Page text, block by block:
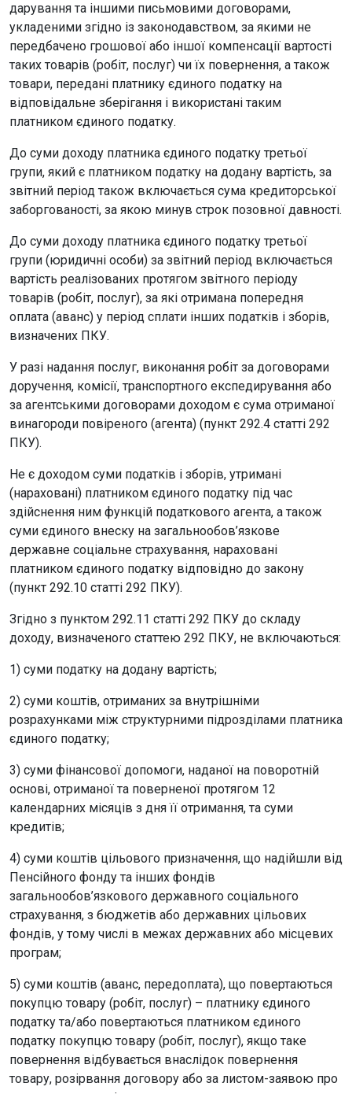
дарування та іншими письмовими договорами,
укладеними згідно із законодавством, за якими не
передбачено грошової або іншої компенсації вартості
таких товарів (робіт, послуг) чи їх повернення, а також
товари, передані платнику єдиного податку на
відповідальне зберігання і використані таким
платником єдиного податку.
До суми доходу платника єдиного податку третьої
групи, який є платником податку на додану вартість, за
звітний період також включається сума кредиторської
заборгованості, за якою минув строк позовної давності.
До суми доходу платника єдиного податку третьої
групи (юридичні особи) за звітний період включається
вартість реалізованих протягом звітного періоду
товарів (робіт, послуг), за які отримана попередня
оплата (аванс) у період сплати інших податків і зборів,
визначених ПКУ.
У разі надання послуг, виконання робіт за договорами
доручення, комісії, транспортного експедирування або
за агентськими договорами доходом є сума отриманої
винагороди повіреного (агента) (пункт 292.4 статті 292
ПКУ).
Не є доходом суми податків і зборів, утримані
(нараховані) платником єдиного податку під час
здійснення ним функцій податкового агента, а також
суми єдиного внеску на загальнообов’язкове
державне соціальне страхування, нараховані
платником єдиного податку відповідно до закону
(пункт 292.10 статті 292 ПКУ).
Згідно з пунктом 292.11 статті 292 ПКУ до складу
доходу, визначеного статтею 292 ПКУ, не включаються:
1) суми податку на додану вартість;
2) суми коштів, отриманих за внутрішніми
розрахунками між структурними підрозділами платника
єдиного податку;
3) суми фінансової допомоги, наданої на поворотній
основі, отриманої та поверненої протягом 12
календарних місяців з дня її отримання, та суми
кредитів;
4) суми коштів цільового призначення, що надійшли від
Пенсійного фонду та інших фондів
загальнообов’язкового державного соціального
страхування, з бюджетів або державних цільових
фондів, у тому числі в межах державних або місцевих
програм;
5) суми коштів (аванс, передоплата), що повертаються
покупцю товару (робіт, послуг) – платнику єдиного
податку та/або повертаються платником єдиного
податку покупцю товару (робіт, послуг), якщо таке
повернення відбувається внаслідок повернення
товару, розірвання договору або за листом-заявою про